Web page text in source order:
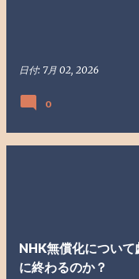
日付: 7月 02, 2026
0
NHK無償化につい
に終わるのか？